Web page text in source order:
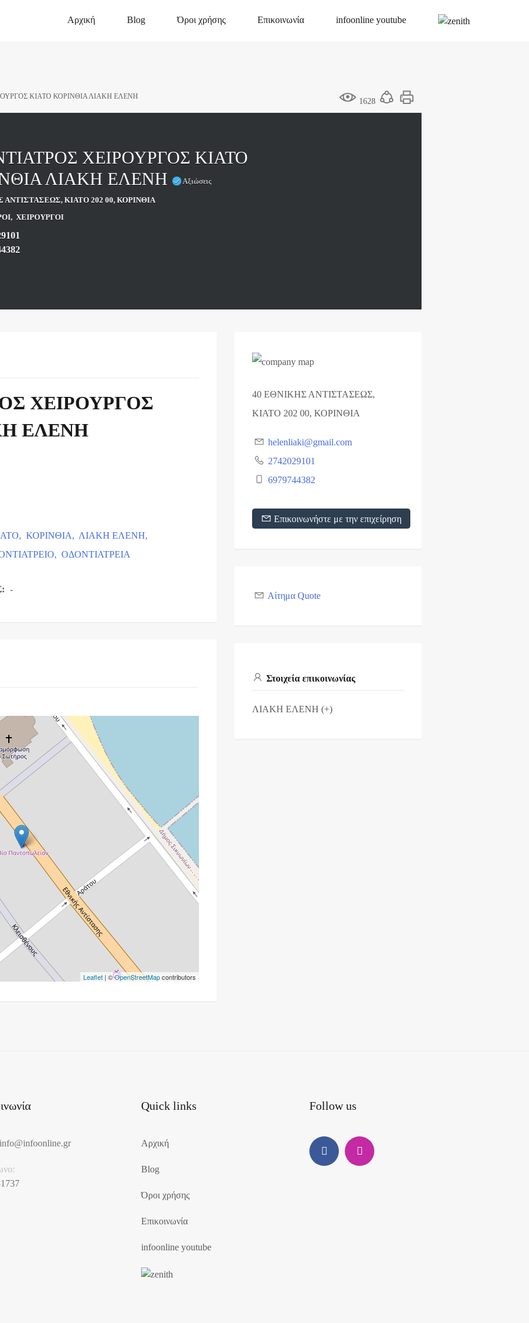
Αρχική Blog Όροι χρήσης Επικοινωνία infoonline youtube
1628
ΚΙΑΤΟ ΚΟΡΙΝΘΙΑ ΛΙΑΚΗ ΕΛΕΝΗ
ΧΕΙΡΟΥΡΓΟΣ ΚΙΑΤΟ
ΛΙΑΚΗ ΕΛΕΝΗ
Αξιώσεις
ΑΝΤΙΣΤΑΣΕΩΣ, ΚΙΑΤΟ 202 00, ΚΟΡΙΝΘΙΑ
,ΧΕΙΡΟΥΡΓΟΙ
ΧΕΙΡΟΥΡΓΟΣ
ΕΛΕΝΗ
ΚΟΡΙΝΘΙΑ, ΛΙΑΚΗ ΕΛΕΝΗ,
ΟΔΟΝΤΙΑΤΡΕΙΑ
-
Leaflet | ©OpenStreetMapcontributors
40 ΕΘΝΙΚΗΣ ΑΝΤΙΣΤΑΣΕΩΣ,
ΚΙΑΤΟ 202 00, ΚΟΡΙΝΘΙΑ
helenliaki@gmail.com
2742029101
6979744382
Επικοινωνήστε με την επιχείρηση
Αίτημα Quote
Στοιχεία επικοινωνίας
ΛΙΑΚΗ ΕΛΕΝΗ (+)
info@infoonline.gr
Quick links
Αρχική
Blog
Όροι χρήσης
Επικοινωνία
infoonline youtube
Follow us